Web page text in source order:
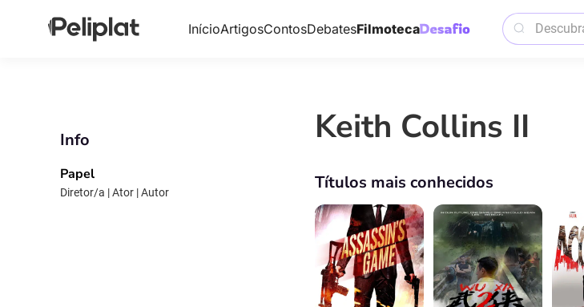
InícioArtigosContosDebatesFilmoteca
Info
Papel
Diretor/a | Ator | Autor
Keith Collins II
Títulos mais conhecidos